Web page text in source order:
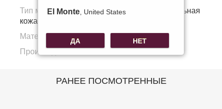
Тип материала:Натуральная кожа, Натуральная
кожа
Материал подкладка:
Полиэстер
Производитель:КНР
РАНЕЕ ПОСМОТРЕННЫЕ
El Monte , United States
ДА НЕТ